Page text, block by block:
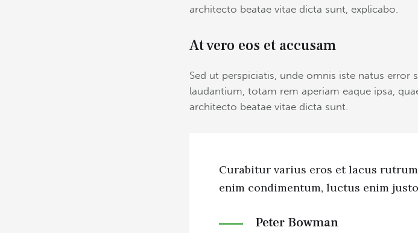
architecto beatae vitae dicta sunt, explicabo.
At vero eos et accusam
Sed ut perspiciatis, unde omnis iste natus
laudantium, totam rem aperiam eaque ipsa,
architecto beatae vitae dicta sunt.
Curabitur varius eros et lacus
enim condimentum, luctus enim
Peter Bowman